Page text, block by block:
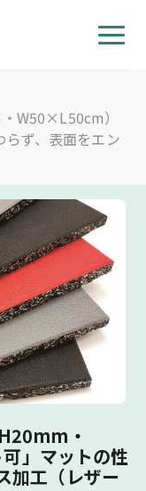
W50×L50cm）
ず、表面をエン
・
」マットの性
加工（レザー